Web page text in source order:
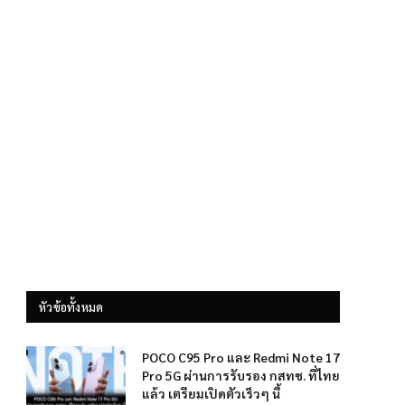
หัวข้อทั้งหมด
POCO C95 Pro และ Redmi Note 17
Pro 5G ผ่านการรับรอง กสทช. ที่ไทย
แล้ว เตรียมเปิดตัวเร็วๆ นี้